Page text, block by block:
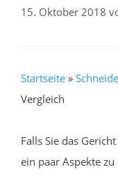
15. Oktober 2018
Startseite »
Vergleich
Falls Sie das
ein paar Aspekte